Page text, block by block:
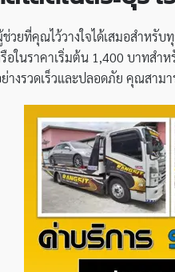
วยที่คุณไว้วางใจได้เสมอสำหรั
ในราคาเริ่มต้น 1,400 บาทสำ
งรวดเร็วและปลอดภัย คุณสามา